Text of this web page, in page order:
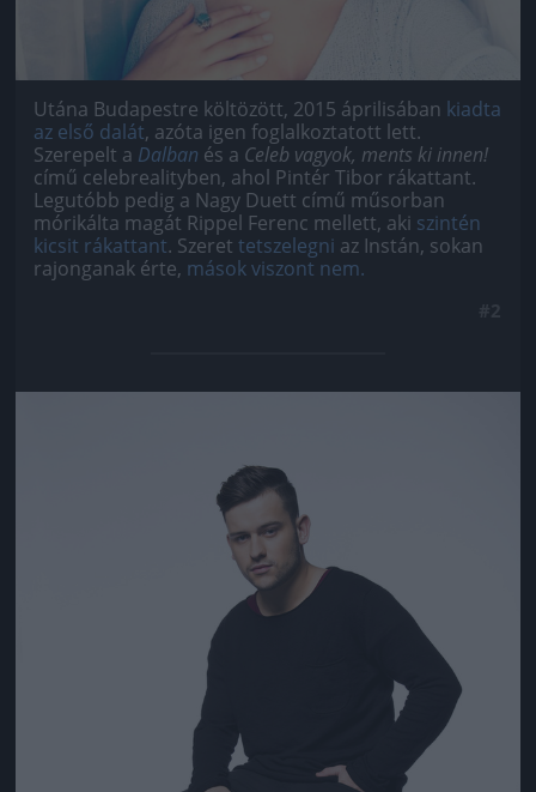
Utána Budapestre költözött, 2015 áprilisában kiadta
az első dalát, azóta igen foglalkoztatott lett.
Szerepelt a Dalban és a Celeb vagyok, ments ki innen!
című celebrealityben, ahol Pintér Tibor rákattant.
Legutóbb pedig a Nagy Duett című műsorban
mórikálta magát Rippel Ferenc mellett, aki szintén
kicsit rákattant. Szeret tetszelegni az Instán, sokan
rajonganak érte, mások viszont nem.